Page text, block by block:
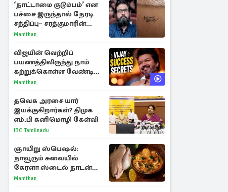
‘நாட்டாமை குடும்பம்’ என
பச்சை இருந்தால் நேரடி
சந்திப்பு– சரத்குமாரின்
புதிய யோசனை
Manithan
விஜயின் வெற்றிப்
பயணத்திலிருந்து நாம்
கற்றுக்கொள்ள வேண்டிய
முக்கிய 3 விடயங்கள்!
Manithan
தவெக அரசை யார்
இயக்குகிறார்கள்? திமுக
எம்.பி கனிமொழி கேள்வி
IBC Tamilnadu
ஞாயிறு ஸ்பெஷல்:
நாவூரும் சுவையில்
கேரளா ஸ்டைல் நாடன்
சிக்கன் குழம்பு ரெசிபி!
Manithan